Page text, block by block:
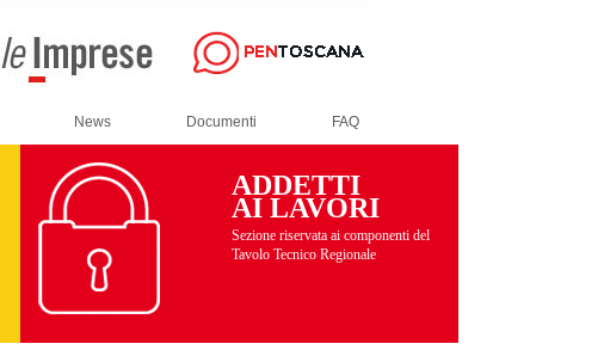
News Documenti FAQ
ADDETTI
AI LAVORI
Sezione riservata ai componenti del
Tavolo Tecnico Regionale